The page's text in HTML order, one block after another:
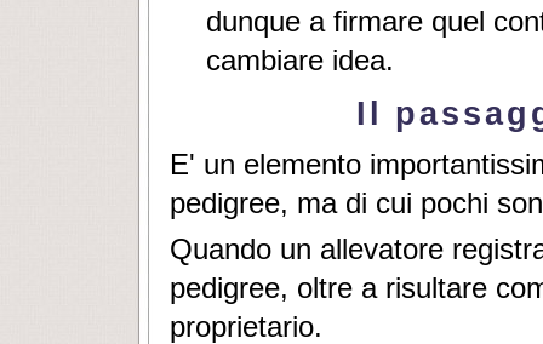
dunque a firmare quel
cambiare idea.
Il
E' un elemento
pedigree, ma di cui pochi
Quando un allevatore
pedigree, oltre a risultare
proprietario.